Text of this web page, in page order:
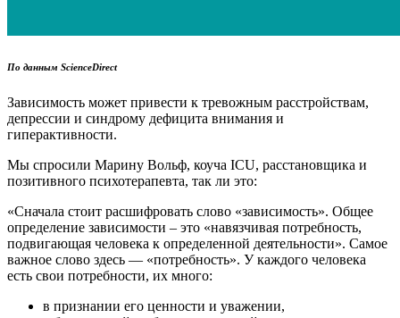
По данным ScienceDirect
Зависимость может привести к тревожным расстройствам,
депрессии и синдрому дефицита внимания и
гиперактивности.
Мы спросили Марину Вольф, коуча ICU, расстановщика и
позитивного психотерапевта, так ли это:
«Сначала стоит расшифровать слово «зависимость». Общее
определение зависимости – это «навязчивая потребность,
подвигающая человека к определенной деятельности». Самое
важное слово здесь — «потребность». У каждого человека
есть свои потребности, их много:
в признании его ценности и уважении,